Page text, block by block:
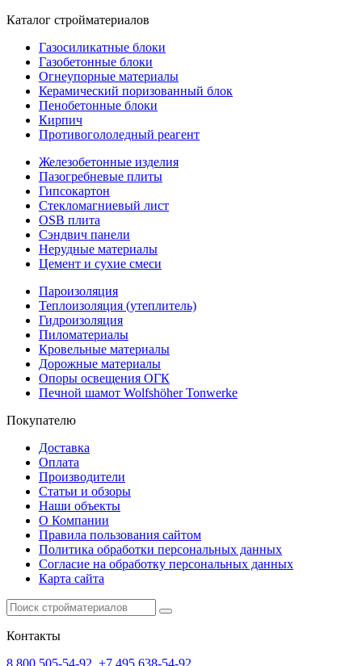
Каталог стройматериалов
Газосиликатные блоки
Газобетонные блоки
Огнеупорные материалы
Керамический поризованный блок
Пенобетонные блоки
Кирпич
Противогололедный реагент
Железобетонные изделия
Пазогребневые плиты
Гипсокартон
Стекломагниевый лист
OSB плита
Сэндвич панели
Нерудные материалы
Цемент и сухие смеси
Пароизоляция
Теплоизоляция (утеплитель)
Гидроизоляция
Пиломатериалы
Кровельные материалы
Дорожные материалы
Опоры освещения ОГК
Печной шамот Wolfshöher Tonwerke
Покупателю
Доставка
Оплата
Производители
Статьи и обзоры
Наши объекты
О Компании
Правила пользования сайтом
Политика обработки персональных данных
Согласие на обработку персональных данных
Карта сайта
Контакты
8 800 505-54-92 +7 495 638-54-92